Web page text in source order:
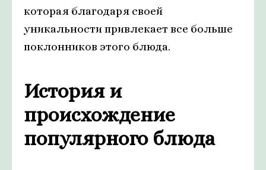
которая благодаря своей
уникальности привлекает все больше
поклонников этого блюда.
История и
происхождение
популярного блюда